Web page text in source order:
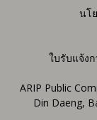
นโ
ใบรับแจ้ง
ARIP Public
Din Daeng,